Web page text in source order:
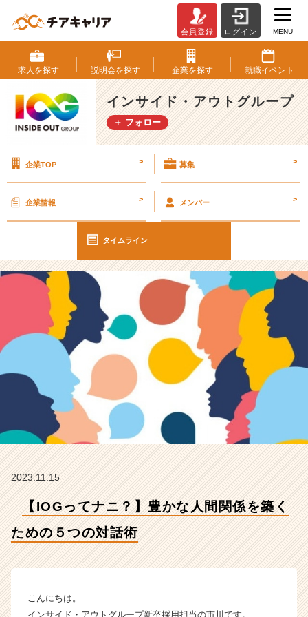
O
G
っ
て
ナ
ニ？】
人
係
を
く
の
５
つ
の
術
【イ
サ
ウ
ト
グ
ル
会員登録 ログイン MENU
求人を探す 説明会を探す 企業を探す 就職イベント
インサイド・アウトグループ
＋ フォロー
企業TOP > 募集 >
企業情報 > メンバー >
タイムライン
2023.11.15
【IOGってナニ？】豊かな人間関係を築く
ための５つの対話術
こんにちは。
インサイド・アウトグループ新卒採用担当の市川です。